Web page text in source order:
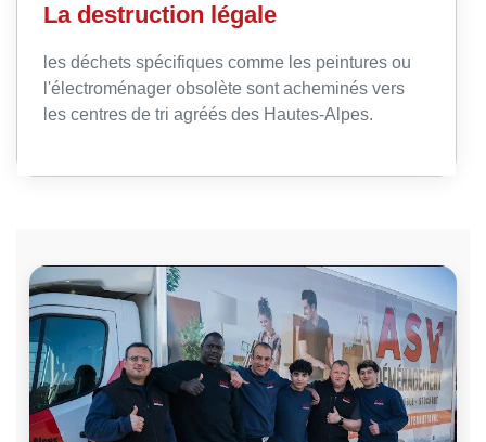
La destruction légale
les déchets spécifiques comme les peintures ou
l'électroménager obsolète sont acheminés vers
les centres de tri agréés des Hautes-Alpes.